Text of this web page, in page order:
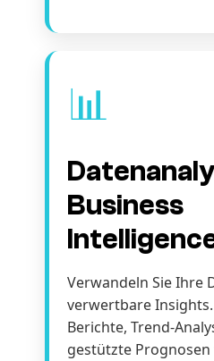
📊
Business
Verwandeln Sie Ihre
verwertbare
Berichte, Trend-
gestützte